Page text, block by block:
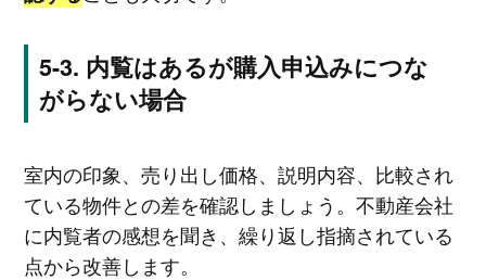
内覧はあるが購入申込みにつな
がらない場合
室内の印象、売り出し価格、説明内容、比較され
ている物件との差を確認しましょう。不動産会社
に内覧者の感想を聞き、繰り返し指摘されている
点から改善します。